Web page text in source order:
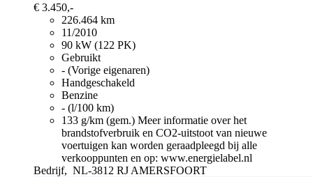
€ 3.450,-
226.464 km
11/2010
90 kW (122 PK)
Gebruikt
- (Vorige eigenaren)
Handgeschakeld
Benzine
- (l/100 km)
133 g/km (gem.) Meer informatie over het
brandstofverbruik en CO2-uitstoot van nieuwe
voertuigen kan worden geraadpleegd bij alle
verkooppunten en op: www.energielabel.nl
Bedrijf, NL-3812 RJ AMERSFOORT